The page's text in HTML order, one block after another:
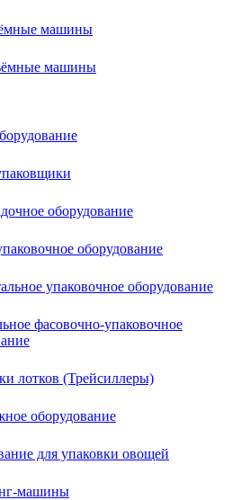
машины
машины
оборудование
оборудование
упаковочное оборудование
фасовочно-упаковочное
лотков (Трейсиллеры)
оборудование
для упаковки овощей
машины